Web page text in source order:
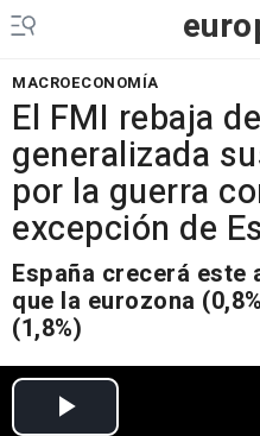
MACROECONOMÍA
El FMI rebaja
generalizada
por la guerra
excepción de
España crecerá este
que la eurozona
(1,8%)